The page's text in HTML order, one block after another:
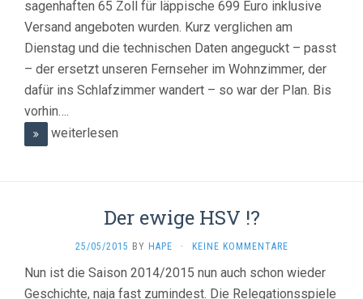
sagenhaften 65 Zoll für läppische 699 Euro inklusive
Versand angeboten wurden. Kurz verglichen am
Dienstag und die technischen Daten angeguckt – passt
– der ersetzt unseren Fernseher im Wohnzimmer, der
dafür ins Schlafzimmer wandert – so war der Plan. Bis
vorhin….
weiterlesen
Der ewige HSV !?
25/05/2015 BY HAPE · KEINE KOMMENTARE
Nun ist die Saison 2014/2015 nun auch schon wieder
Geschichte, naja fast zumindest. Die Relegationsspiele